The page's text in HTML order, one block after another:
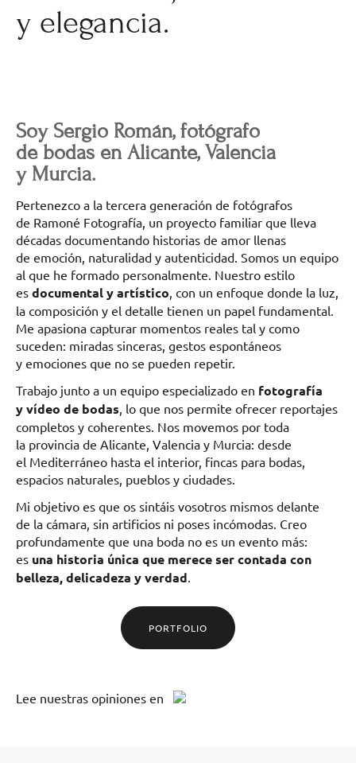
y elegancia.
Soy Sergio Román, fotógrafo
de bodas en Alicante, Valencia
y Murcia.
Pertenezco a la tercera generación de fotógrafos
de Ramoné Fotografía, un proyecto familiar que lleva
décadas documentando historias de amor llenas
de emoción, naturalidad y autenticidad. Somos un equipo
al que he formado personalmente. Nuestro estilo
es documental y artístico , con un enfoque donde la luz,
la composición y el detalle tienen un papel fundamental.
Me apasiona capturar momentos reales tal y como
suceden: miradas sinceras, gestos espontáneos
y emociones que no se pueden repetir.
Trabajo junto a un equipo especializado en fotografía
y vídeo de bodas , lo que nos permite ofrecer reportajes
completos y coherentes. Nos movemos por toda
la provincia de Alicante, Valencia y Murcia: desde
el Mediterráneo hasta el interior, fincas para bodas,
espacios naturales, pueblos y ciudades.
Mi objetivo es que os sintáis vosotros mismos delante
de la cámara, sin artificios ni poses incómodas. Creo
profundamente que una boda no es un evento más:
es una historia única que merece ser contada con
belleza, delicadeza y verdad
PORTFOLIO
Lee nuestras opiniones en